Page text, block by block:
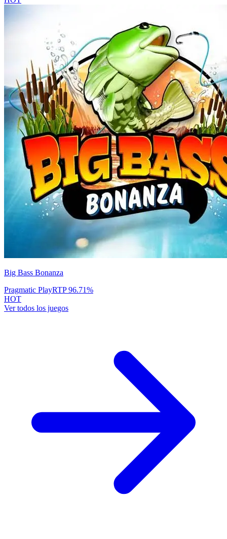
Big Bass Bonanza
Pragmatic PlayRTP96.71%
HOT
Ver todos los juegos